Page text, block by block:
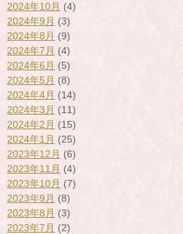
2024年10月 (4)
2024年9月 (3)
2024年8月 (9)
2024年7月 (4)
2024年6月 (5)
2024年5月 (8)
2024年4月 (14)
2024年3月 (11)
2024年2月 (15)
2024年1月 (25)
2023年12月 (6)
2023年11月 (4)
2023年10月 (7)
2023年9月 (8)
2023年8月 (3)
2023年7月 (2)